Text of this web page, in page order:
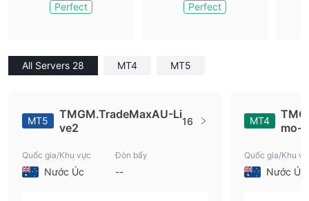
Perfect Perfect
All Servers 28 MT4 MT5
MT5
TMGM.TradeMaxAU-Li
ve2
16
Quốc gia/Khu vực
Nước Úc
Đòn bẩy
--
MT4
mo-2
Quốc gia/Khu
Nước Úc